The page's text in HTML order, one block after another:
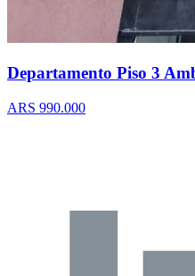
Departamento Piso 3
ARS 990.000